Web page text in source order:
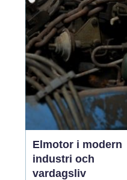
påverkar både
inomhusklimat och
ekonomi. I en stad med
skiftande väder som
Växjö blir valet av
material, utförande05
augusti 2026
Elmotor i modern
industri och
vardagsliv